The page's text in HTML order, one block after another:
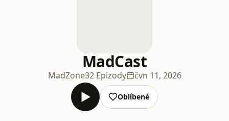
MadCast
MadZone32 Epizody čvn 11, 2026
Oblíbené